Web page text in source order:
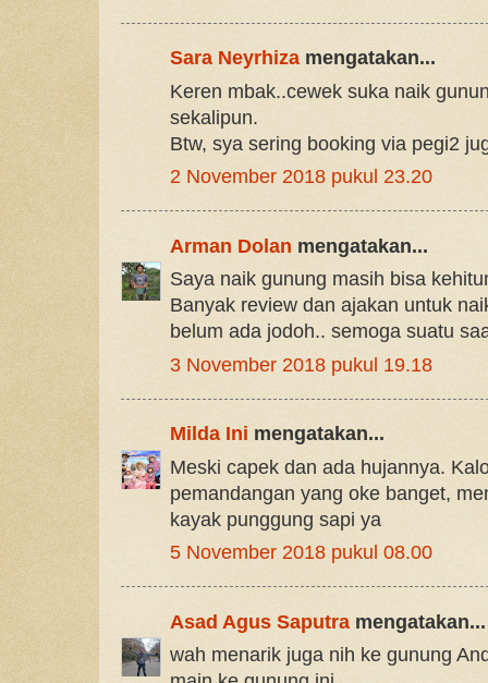
Sara Neyrhizamengatakan...
Keren mbak..cewek suka naik
sekalipun.
Btw, sya sering booking via pegi2
2 November 2018 pukul 23.20
Arman Dolan mengatakan...
Saya naik gunung masih bisa
Banyak review dan ajakan untuk
belum ada jodoh.. semoga suatu
3 November 2018 pukul 19.18
Milda Ini mengatakan...
Meski capek dan ada hujannya.
pemandangan yang oke banget,
kayak punggung sapi ya
5 November 2018 pukul 08.00
Asad Agus Saputra mengatakan...
wah menarik juga nih ke gunung